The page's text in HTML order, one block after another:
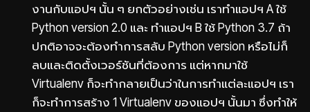
งานกับแอปฯ นั้น ๆ ยกตัวอย่างเช่น เราทำแอปฯ A ใช้
Python version 2.0 และ ทำแอปฯ B ใช้ Python 3.7 ถ้า
ปกติอาจจะต้องทำการสลับ Python version หรือไม่ก็
ลบและติดตั้งเวอร์ชันที่ต้องการ แต่หากมาใช้
Virtualenv ก็จะทำกลายเป็นว่าในการทำแต่ละแอปฯ เรา
ก็จะทำการสร้าง 1 Virtualenv ของแอปฯ นั้นมา ซึ่งทำให้